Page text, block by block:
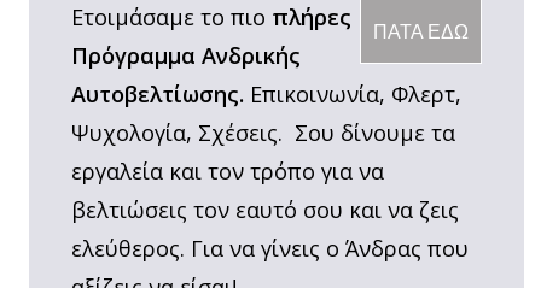
ΠΑΤΑ ΕΔΩ
Ετοιμάσαμε το πιο πλήρες
Πρόγραμμα Ανδρικής
Αυτοβελτίωσης. Επικοινωνία, Φλερτ,
Ψυχολογία, Σχέσεις. Σου δίνουμε τα
εργαλεία και τον τρόπο για να
βελτιώσεις τον εαυτό σου και να ζεις
ελεύθερος. Για να γίνεις ο Άνδρας που